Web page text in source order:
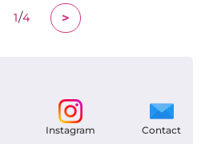
1/4 >
Instagram Contact